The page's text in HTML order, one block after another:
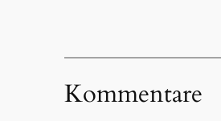
Kommentare